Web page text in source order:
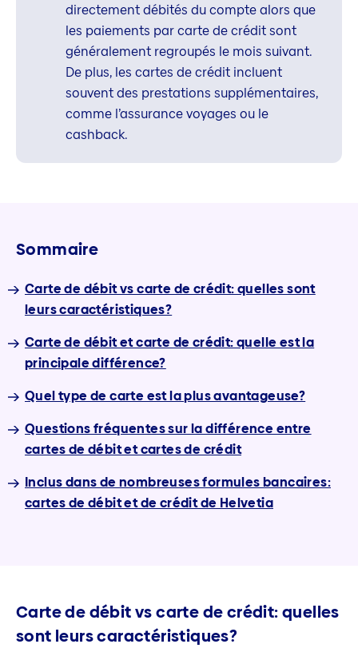
directement débités du compte alors que
les paiements par carte de crédit sont
généralement regroupés le mois suivant.
De plus, les cartes de crédit incluent
souvent des prestations supplémentaires,
comme l’assurance voyages ou le
cashback.
Sommaire
Carte de débit vs carte de crédit: quelles sont
leurs caractéristiques?
Carte de débit et carte de crédit: quelle est la
principale différence?
Quel type de carte est la plus avantageuse?
Questions fréquentes sur la différence entre
cartes de débit et cartes de crédit
Inclus dans de nombreuses formules bancaires:
cartes de débit et de crédit de Helvetia
Carte de débit vs carte de crédit: quelles
sont leurs caractéristiques?